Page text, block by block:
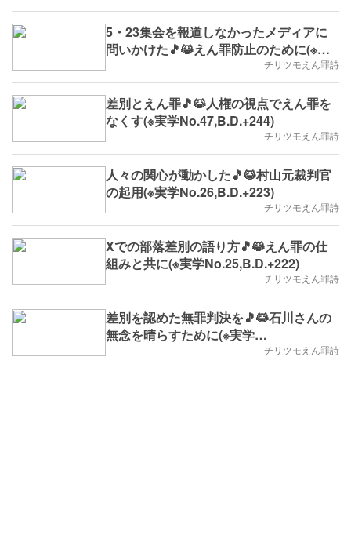
5・23集会を報道しなかったメディアに
問いかけた🎵😹えん罪防止のために(※実
チリツモえん罪詩
差別とえん罪🎵😹人権の視点でえん罪を
なくす(※実学No.47,B.D.+244)
チリツモえん罪詩
人々の関心が動かした🎵😹村山元裁判官
の起用(※実学No.26,B.D.+223)
チリツモえん罪詩
Xでの部落差別の語り方🎵😹えん罪の仕
組みと共に(※実学No.25,B.D.+222)
チリツモえん罪詩
差別を認めた無罪判決を🎵😹石川さんの
無念を晴らすために(※実学
No.17,2025/4/7(月)～,B.D.+214)チリツモえん罪詩